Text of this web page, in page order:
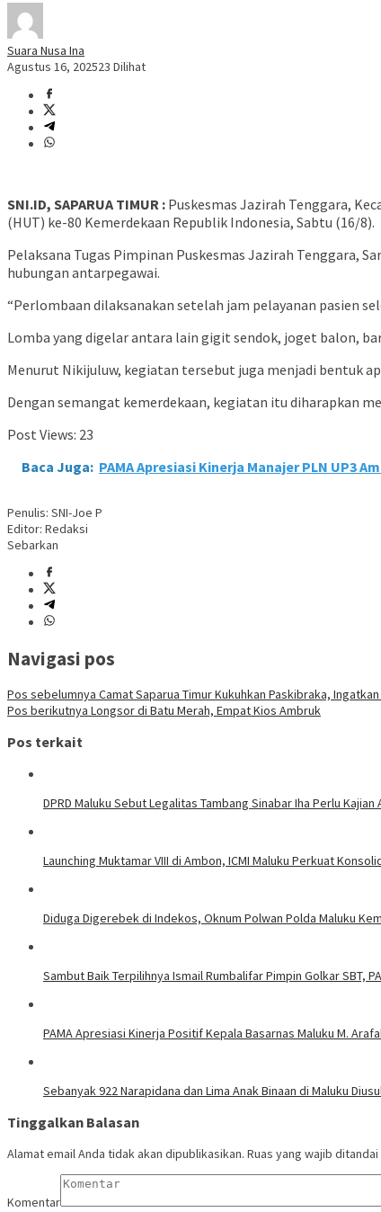
Suara Nusa Ina
Agustus 16, 202523 Dilihat
SNI.ID, SAPARUA TIMUR : Puskesmas Jazirah Tenggara,
(HUT) ke-80 Kemerdekaan Republik Indonesia, Sabtu (16/8).
Pelaksana Tugas Pimpinan Puskesmas Jazirah Tenggara,
hubungan antarpegawai.
“Perlombaan dilaksanakan setelah jam pelayanan pasien
Lomba yang digelar antara lain gigit sendok, joget balon,
Menurut Nikijuluw, kegiatan tersebut juga menjadi bentuk
Dengan semangat kemerdekaan, kegiatan itu diharapkan
Post Views: 23
Baca Juga: PAMA Apresiasi Kinerja Manajer PLN UP3
Penulis: SNI-Joe P
Editor: Redaksi
Sebarkan
Navigasi pos
Pos sebelumnya Camat Saparua Timur Kukuhkan Paskibraka,
Pos berikutnya Longsor di Batu Merah, Empat Kios Ambruk
Pos terkait
DPRD Maluku Sebut Legalitas Tambang Sinabar Iha Perlu Kajian
Launching Muktamar VIII di Ambon, ICMI Maluku Perkuat
Diduga Digerebek di Indekos, Oknum Polwan Polda Maluku
Sambut Baik Terpilihnya Ismail Rumbalifar Pimpin Golkar SBT,
PAMA Apresiasi Kinerja Positif Kepala Basarnas Maluku M.
Sebanyak 922 Narapidana dan Lima Anak Binaan di Maluku
Tinggalkan Balasan
Alamat email Anda tidak akan dipublikasikan. Ruas yang wajib ditandai
Komentar